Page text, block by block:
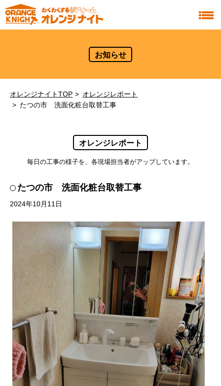
お知らせ
オレンジナイトTOP
オレンジレポート
たつの市 洗面化粧台取替工事
オレンジレポート
毎日の工事の様子を、各現場担当者がアップしています。
たつの市 洗面化粧台取替工事
2024年10月11日